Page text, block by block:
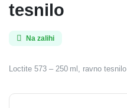
tesnilo
Na zalihi
Loctite 573 – 250 ml, ravno tesnilo